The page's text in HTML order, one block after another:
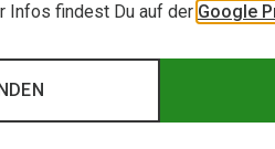
Infos findest Du auf der Google